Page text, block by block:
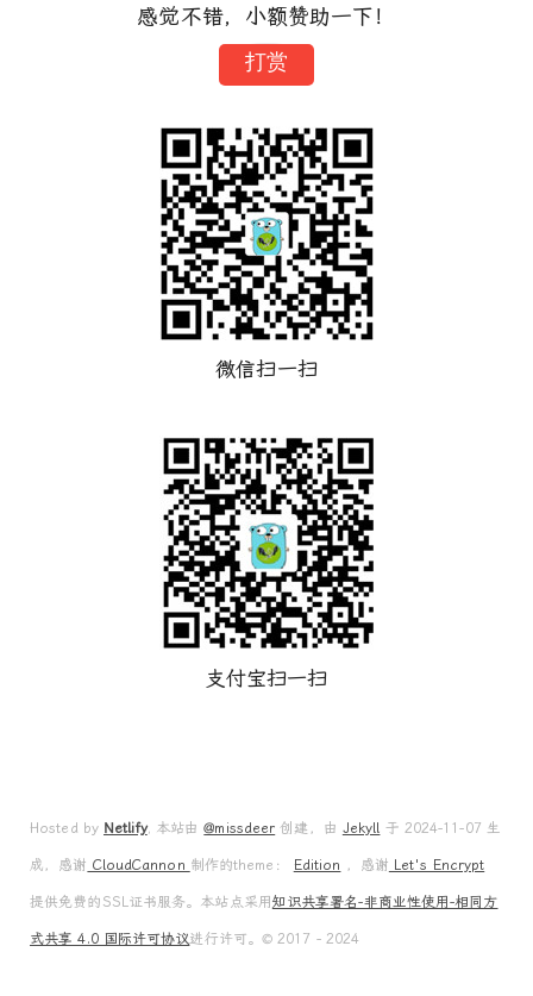
感觉不错，小额赞助一下！
打赏
微信扫一扫
支付宝扫一扫
Hosted by Netlify, 本站由@missdeer 创建，由 Jekyll 于 2024-11-07 生
成，感谢 CloudCannon 制作的theme： Edition ，感谢 Let's Encrypt
提供免费的SSL证书服务。本站点采用知识共享署名-非商业性使用-相同方
式共享 4.0 国际许可协议进行许可。© 2017 - 2024